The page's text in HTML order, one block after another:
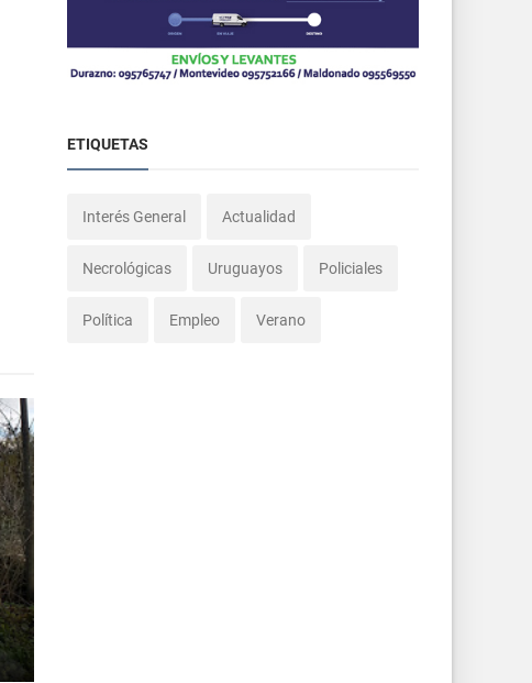
ETIQUETAS
Interés General Actualidad
Necrológicas Uruguayos Policiales
Política Empleo Verano